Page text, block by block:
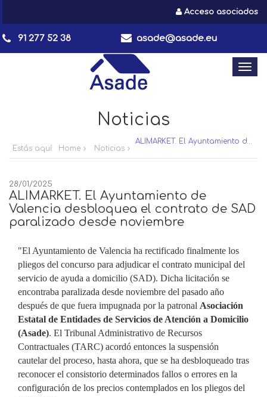
Acceso asociados
91 277 52 38 asade@asade.eu
Noticias
Estás aquí: Home Noticias
28/01/2025
ALIMARKET. El Ayuntamiento de
Valencia desbloquea el contrato de SAD
paralizado desde noviembre
"El Ayuntamiento de Valencia ha rectificado finalmente los
pliegos del concurso para adjudicar el contrato municipal del
servicio de ayuda a domicilio (SAD). Dicha licitación se
encontraba paralizada desde noviembre del pasado año
después de que fuera impugnada por la patronal Asociación
Estatal de Entidades de Servicios de Atención a Domicilio
(Asade). El Tribunal Administrativo de Recursos
Contractuales (TARC) acordó entonces la suspensión
cautelar del proceso, hasta ahora, que se ha desbloqueado tras
reconocer el consistorio determinados fallos o errores en la
configuración de los precios contemplados en los pliegos del